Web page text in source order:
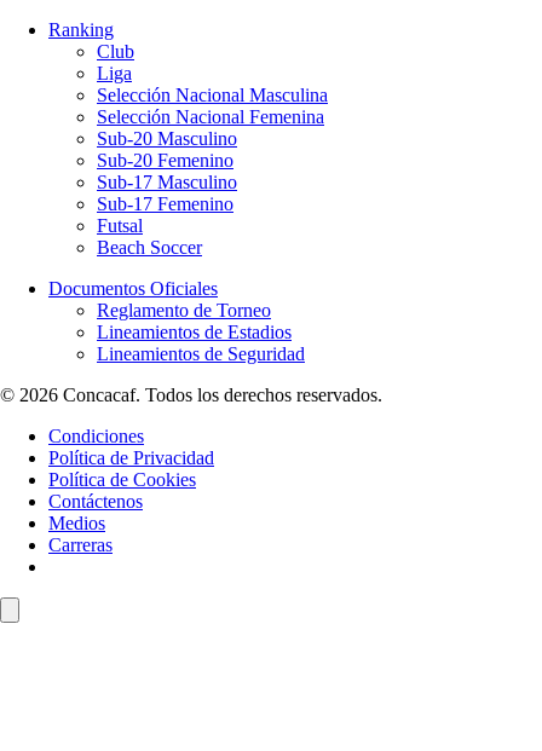
Ranking
Club
Liga
Selección Nacional Masculina
Selección Nacional Femenina
Sub-20 Masculino
Sub-20 Femenino
Sub-17 Masculino
Sub-17 Femenino
Futsal
Beach Soccer
Documentos Oficiales
Reglamento de Torneo
Lineamientos de Estadios
Lineamientos de Seguridad
© 2026 Concacaf. Todos los derechos reservados.
Condiciones
Política de Privacidad
Política de Cookies
Contáctenos
Medios
Carreras